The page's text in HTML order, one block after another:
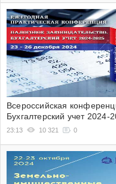
Всероссийская
Бухгалтерский учет 2024-
23:13 10 321 0